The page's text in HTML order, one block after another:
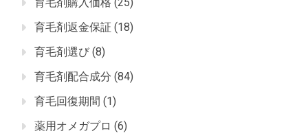
育毛剤返金保証 (18)
育毛剤選び (8)
育毛剤配合成分 (84)
育毛回復期間 (1)
薬用オメガプロ (6)